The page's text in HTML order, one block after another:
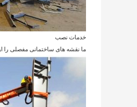
خدمات نصب
ما نقشه های ساختمانی مفصلی را